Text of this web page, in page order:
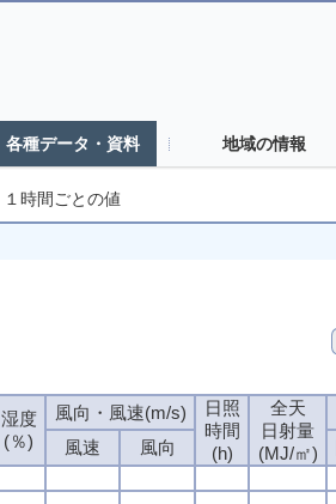
各種データ・資料 地域の情報
１時間ごとの値
湿度
(％)
風向・風速(m/s)
日照
時間
(h)
全天
日射量
(MJ/㎡)
風速 風向